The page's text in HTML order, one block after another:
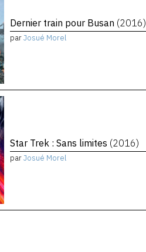
Dernier train pour Busan (2016)
parJosué Morel
Star Trek : Sans limites (2016)
parJosué Morel